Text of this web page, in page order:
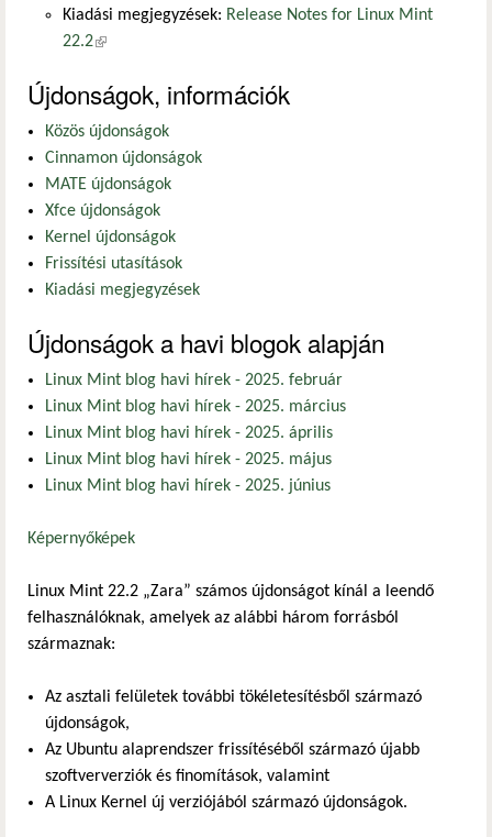
hivatkozás)
Kiadási megjegyzések: Release Notes for Linux Mint
22.2(külső hivatkozás)
Újdonságok, információk
Közös újdonságok
Cinnamon újdonságok
MATE újdonságok
Xfce újdonságok
Kernel újdonságok
Frissítési utasítások
Kiadási megjegyzések
Újdonságok a havi blogok alapján
Linux Mint blog havi hírek - 2025. február
Linux Mint blog havi hírek - 2025. március
Linux Mint blog havi hírek - 2025. április
Linux Mint blog havi hírek - 2025. május
Linux Mint blog havi hírek - 2025. június
Képernyőképek
Linux Mint 22.2 „Zara” számos újdonságot kínál a leendő
felhasználóknak, amelyek az alábbi három forrásból
származnak:
Az asztali felületek további tökéletesítésből származó
újdonságok,
Az Ubuntu alaprendszer frissítéséből származó újabb
szoftververziók és finomítások, valamint
A Linux Kernel új verziójából származó újdonságok.